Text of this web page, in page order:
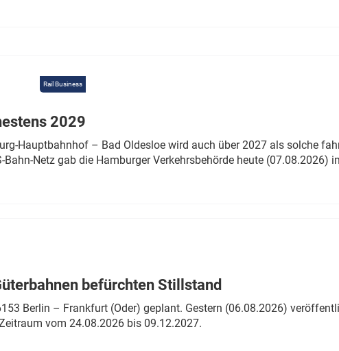
Rail Business
2029
Hauptbahnhof – Bad Oldesloe wird auch über 2027 als solche
Netz gab die Hamburger Verkehrsbehörde heute (07.08.2026)
befürchten Stillstand
Berlin – Frankfurt (Oder) geplant. Gestern (06.08.2026)
vom 24.08.2026 bis 09.12.2027.